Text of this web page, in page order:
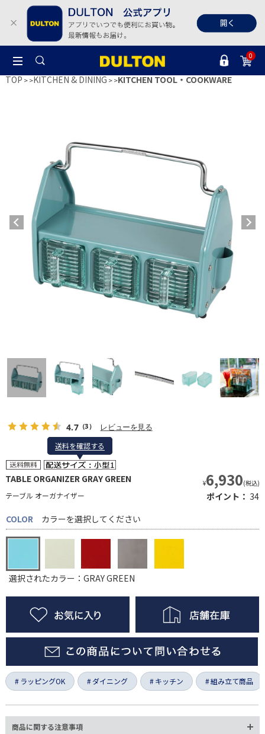
0
TOP >KITCHEN & DINING >KITCHEN TOOL・COOKWARE
4.7（3） レビューを見る
送料を確認する
送料を確認する
TABLE ORGANIZER GRAY GREEN
テーブル オーガナイザー
¥6,930(税込)
ポイント： 34
COLOR
カラーを選択してください
選択されたカラー：GRAY GREEN
ラッピングOK ダイニング キッチン 組み立て商品
商品に関する注意事項